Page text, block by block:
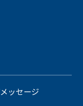
ッセージ